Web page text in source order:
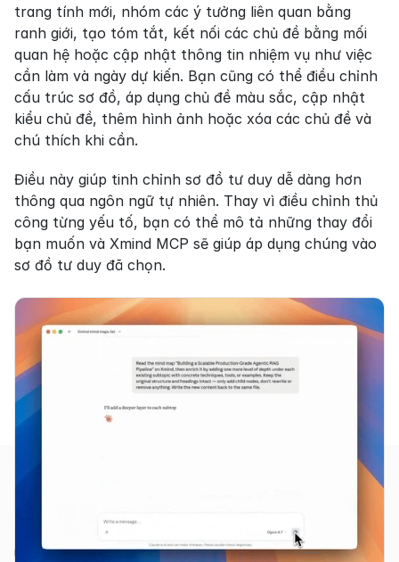
trang tính mới, nhóm các ý tưởng liên quan bằng
ranh giới, tạo tóm tắt, kết nối các chủ đề bằng mối
quan hệ hoặc cập nhật thông tin nhiệm vụ như việc
cần làm và ngày dự kiến. Bạn cũng có thể điều chỉnh
cấu trúc sơ đồ, áp dụng chủ đề màu sắc, cập nhật
kiểu chủ đề, thêm hình ảnh hoặc xóa các chủ đề và
chú thích khi cần.
Điều này giúp tinh chỉnh sơ đồ tư duy dễ dàng hơn
thông qua ngôn ngữ tự nhiên. Thay vì điều chỉnh thủ
công từng yếu tố, bạn có thể mô tả những thay đổi
bạn muốn và Xmind MCP sẽ giúp áp dụng chúng vào
sơ đồ tư duy đã chọn.
Ứng dụng
Tính năng
Tổng quan